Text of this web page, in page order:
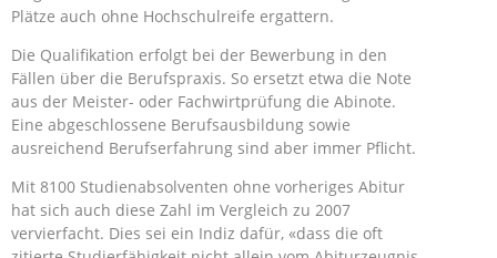
Plätze auch ohne Hochschulreife ergattern.
Die Qualifikation erfolgt bei der Bewerbung in den
Fällen über die Berufspraxis. So ersetzt etwa die Note
aus der Meister- oder Fachwirtprüfung die Abinote.
Eine abgeschlossene Berufsausbildung sowie
ausreichend Berufserfahrung sind aber immer Pflicht.
Mit 8100 Studienabsolventen ohne vorheriges Abitur
hat sich auch diese Zahl im Vergleich zu 2007
vervierfacht. Dies sei ein Indiz dafür, «dass die oft